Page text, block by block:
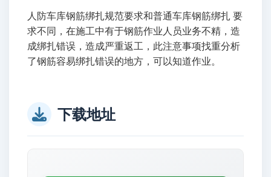
人防车库钢筋绑扎规范要求和普通车库钢筋绑扎 要
求不同，在施工中有于钢筋作业人员业务不精，造
成绑扎错误，造成严重返工，此注意事项找重分析
了钢筋容易绑扎错误的地方，可以知道作业。
下载地址